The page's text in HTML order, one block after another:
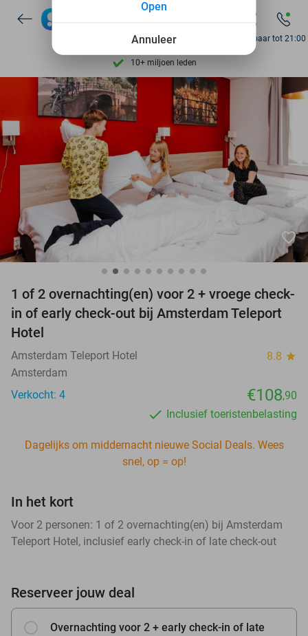
Ontdek 15.000+ deals
7 dagen per week beschikbaar
10+ miljoen leden
op basis van206.264 reviews
Ontdek 15.000+ deals
7 dagen per week beschikbaar
10+ miljoen leden
Bereikbaar tot 21:00
favorite_border
1 of 2 overnachting(en) voor 2 + vroege check-
in of early check-out bij Amsterdam Teleport
Hotel
Amsterdam Teleport Hotel 8.8 star
Amsterdam
Verkocht: 4
€108,90
Inclusief toeristenbelasting
Dagelijks om middernacht nieuwe Social Deals. Wees
snel, op = op!
In het kort
Voor 2 personen: 1 of 2 overnachting(en) bij Amsterdam
Teleport Hotel, inclusief early check-in of late check-out
Reserveer jouw deal
Overnachting voor 2 + early check-in of late
Annuleer
Open